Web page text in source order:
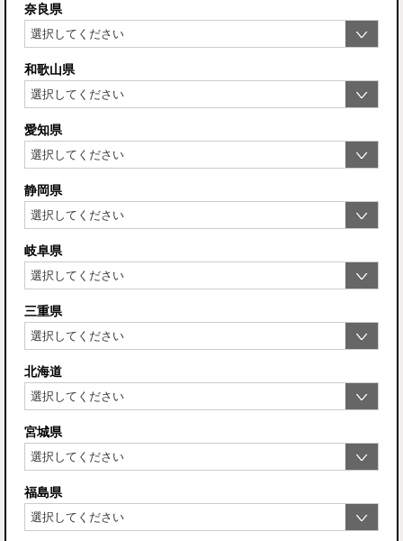
奈良県
和歌山県
愛知県
静岡県
岐阜県
三重県
北海道
宮城県
福島県